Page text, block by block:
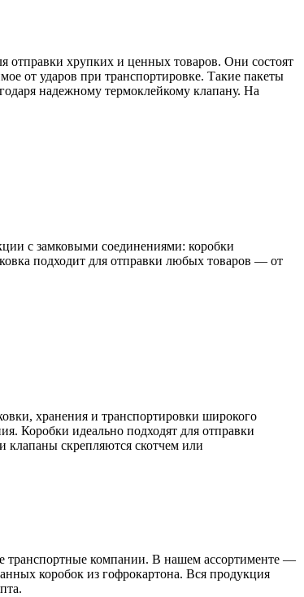
отправки хрупких и ценных товаров. Они состоят
от ударов при транспортировке. Такие пакеты
надежному термоклейкому клапану. На
с замковыми соединениями: коробки
подходит для отправки любых товаров — от
хранения и транспортировки широкого
Коробки идеально подходят для отправки
клапаны скрепляются скотчем или
транспортные компании. В нашем ассортименте —
коробок из гофрокартона. Вся продукция